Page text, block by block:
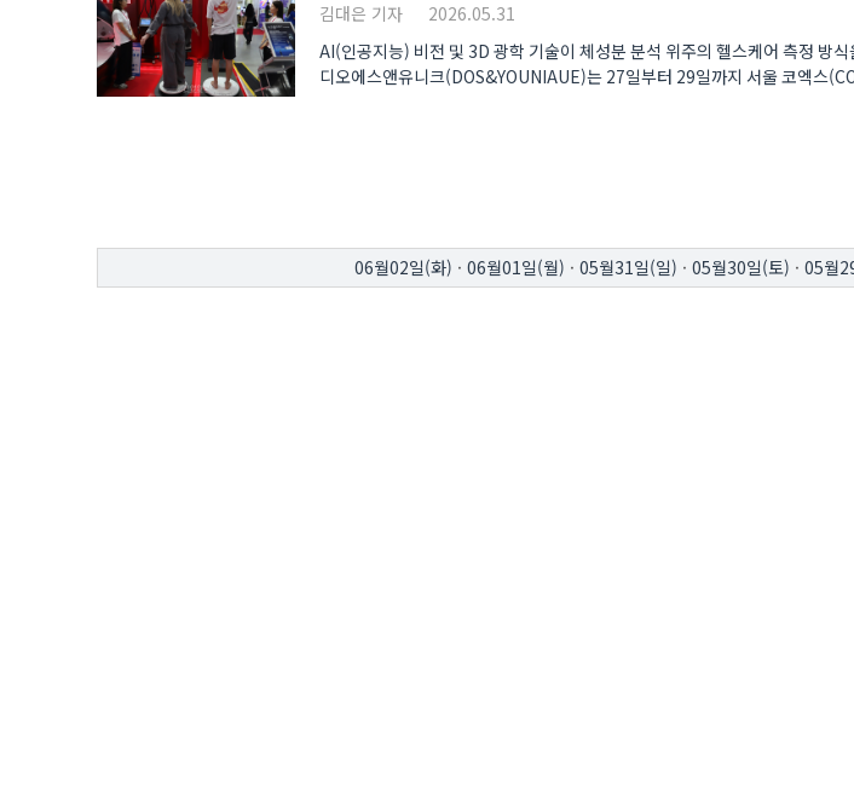
김대은 기자
2026.05.31
AI(인공지능) 비전 및 3D 광학 기술이 체성분 분석 위주의 헬스케어 측정 방
디오에스앤유니크(DOS&YOUNIAUE)는 27일부터 29일까지 서울 코엑스
06월02일(화) · 06월01일(월) · 05월31일(일) · 05월30일(토) · 05월